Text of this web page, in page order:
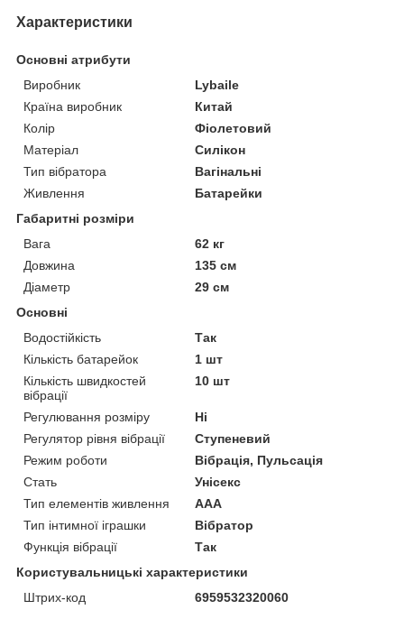
Характеристики
Основні атрибути
Виробник
Lybaile
Країна виробник
Китай
Колір
Фіолетовий
Матеріал
Силікон
Тип вібратора
Вагінальні
Живлення
Батарейки
Габаритні розміри
Вага
62 кг
Довжина
135 см
Діаметр
29 см
Основні
Водостійкість
Так
Кількість батарейок
1 шт
Кількість швидкостей
вібрації
10 шт
Регулювання розміру
Ні
Регулятор рівня вібрації
Ступеневий
Режим роботи
Вібрація, Пульсація
Стать
Унісекс
Тип елементів живлення
AAA
Тип інтимної іграшки
Вібратор
Функція вібрації
Так
Користувальницькі характеристики
Штрих-код
6959532320060